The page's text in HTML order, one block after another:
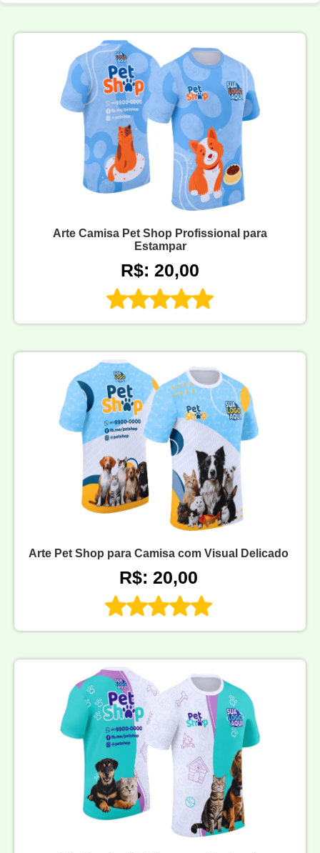
Arte Camisa Pet Shop Profissional para
Estampar
R$: 20,00
Arte Pet Shop para Camisa com Visual Delicado
R$: 20,00